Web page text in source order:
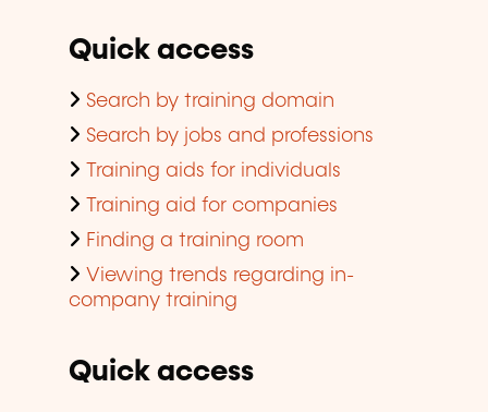
Quick access
Search by training domain
Search by jobs and professions
Training aids for individuals
Training aid for companies
Finding a training room
Viewing trends regarding in-
company training
Quick access